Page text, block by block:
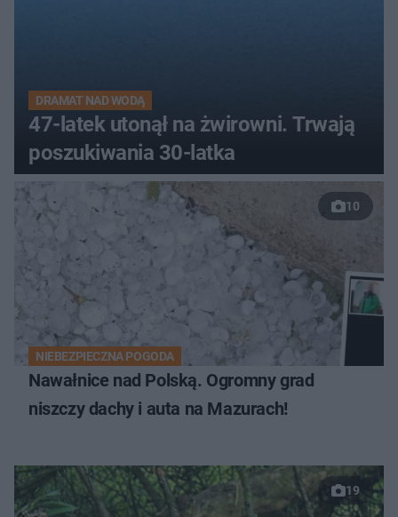
DRAMAT NAD WODĄ
47-latek utonął na żwirowni. Trwają
poszukiwania 30-latka
10
NIEBEZPIECZNA POGODA
Nawałnice nad Polską. Ogromny grad
niszczy dachy i auta na Mazurach!
19